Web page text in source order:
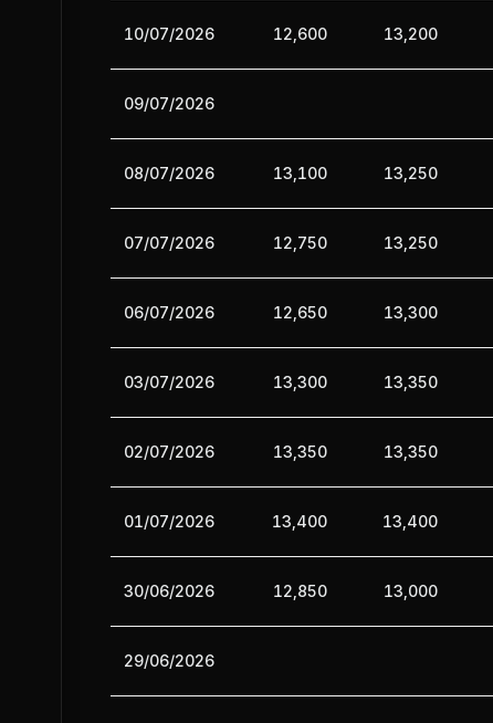
10/07/2026 12,600 13,200
09/07/2026
08/07/2026 13,100 13,250
07/07/2026 12,750 13,250
06/07/2026 12,650 13,300
03/07/2026 13,300 13,350
02/07/2026 13,350 13,350
01/07/2026 13,400 13,400
30/06/2026 12,850 13,000
29/06/2026